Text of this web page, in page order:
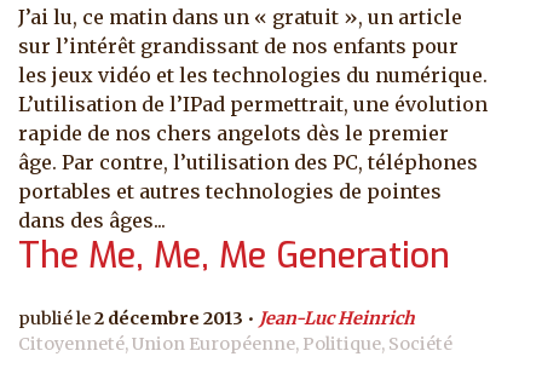
J’ai lu, ce matin dans un « gratuit », un article
sur l’intérêt grandissant de nos enfants pour
les jeux vidéo et les technologies du numérique.
L’utilisation de l’IPad permettrait, une évolution
rapide de nos chers angelots dès le premier
âge. Par contre, l’utilisation des PC, téléphones
portables et autres technologies de pointes
dans des âges...
The Me, Me, Me Generation
2 décembre 2013
Jean-Luc Heinrich
Citoyenneté, Union Européenne, Politique, Société